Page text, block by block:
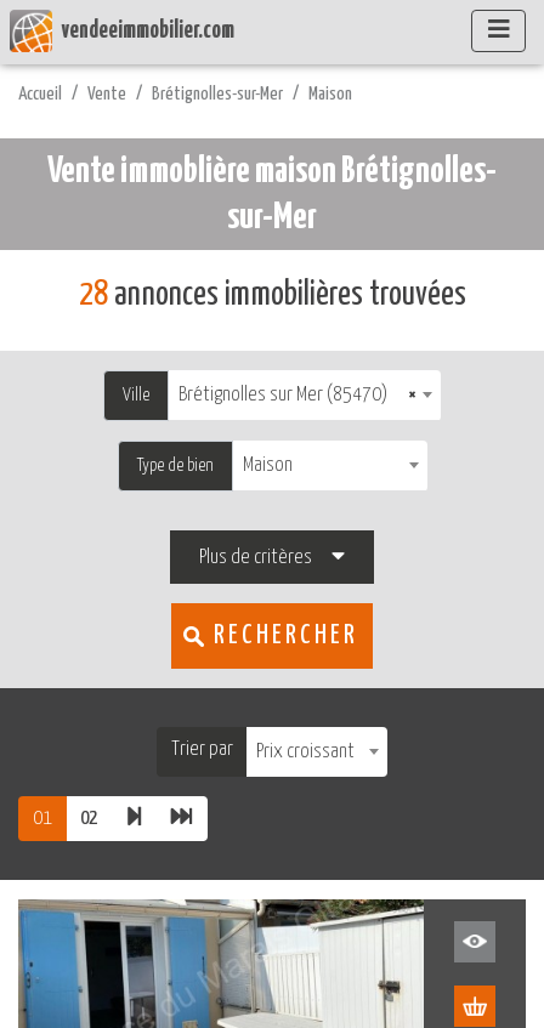
vendeeimmobilier.com
Accueil Vente Brétignolles-sur-Mer Maison
Vente immoblière maison Brétignolles-
sur-Mer
28annonces immobilières trouvées
Ville ×
Brétignolles sur Mer (85470)
Type de bien Maison
Plus de critères
RECHERCHER
Trier par Prix croissant
01 02